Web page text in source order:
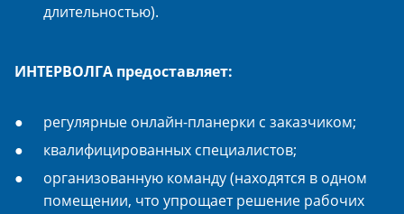
длительностью).
ИНТЕРВОЛГА предоставляет:
регулярные онлайн-планерки с заказчиком;
квалифицированных специалистов;
организованную команду (находятся в одном
помещении, что упрощает решение рабочих